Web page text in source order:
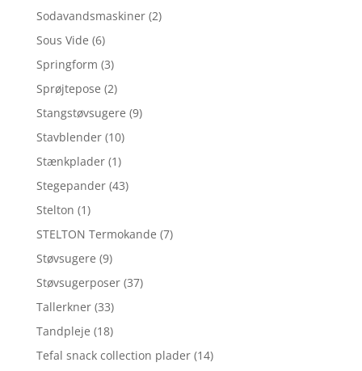
Sodavandsmaskiner (2)
Sous Vide (6)
Springform (3)
Sprøjtepose (2)
Stangstøvsugere (9)
Stavblender (10)
Stænkplader (1)
Stegepander (43)
Stelton (1)
STELTON Termokande (7)
Støvsugere (9)
Støvsugerposer (37)
Tallerkner (33)
Tandpleje (18)
Tefal snack collection plader (14)